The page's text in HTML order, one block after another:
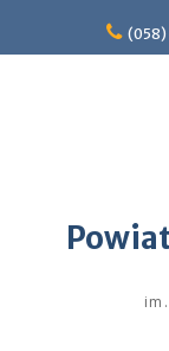
content